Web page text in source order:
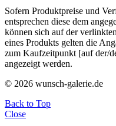
Sofern Produktpreise und
entsprechen diese dem
können sich auf der
eines Produkts gelten die
zum Kaufzeitpunkt [auf der/
angezeigt werden.
© 2026 wunsch-galerie.de
Back to Top
Close